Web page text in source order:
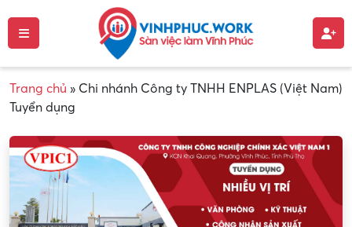
Trang chủ » Chi nhánh Công ty TNHH ENPLAS (Việt Nam)
Tuyển dụng